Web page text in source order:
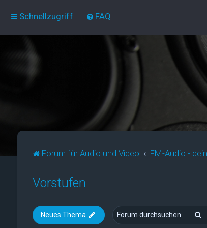
Schnellzugriff FAQ
Forum für Audio und Video FM-Audio -
Vorstufen
Neues Thema